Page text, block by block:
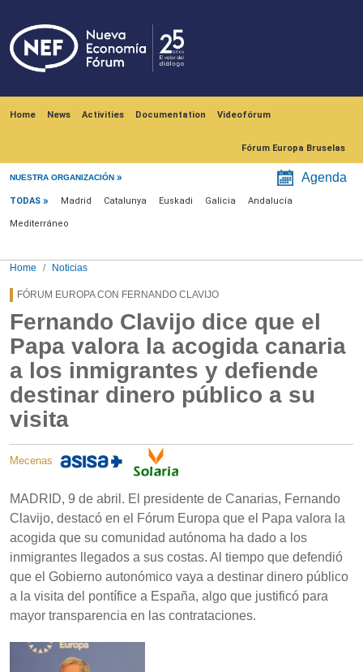
Home News Activities Documentation Videofórum
Fórum Europa Bruselas
NUESTRA ORGANIZACIÓN Agenda
Menú noticias
TODAS Madrid Catalunya Euskadi Galicia Andalucía
Mediterráneo
Home Noticias
FÓRUM EUROPA CON FERNANDO CLAVIJO
Fernando Clavijo dice que el
Papa valora la acogida canaria
a los inmigrantes y defiende
destinar dinero público a su
visita
Mecenas
MADRID, 9 de abril. El presidente de Canarias, Fernando
Clavijo, destacó en el Fórum Europa que el Papa valora la
acogida que su comunidad autónoma ha dado a los
inmigrantes llegados a sus costas. Al tiempo que defendió
que el Gobierno autonómico vaya a destinar dinero público
a la visita del pontífice a España, algo que justificó para
mayor transparencia en las contrataciones.